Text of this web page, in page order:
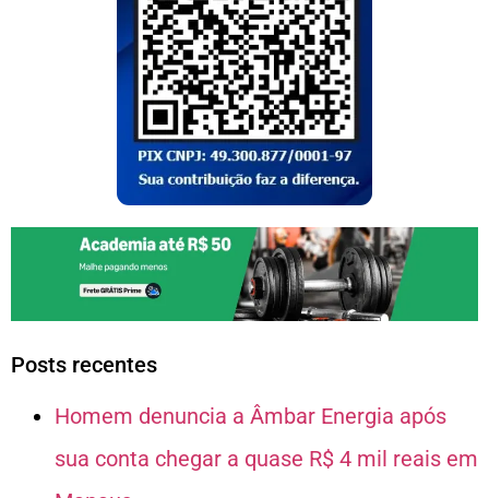
Posts recentes
Homem denuncia a Âmbar Energia após
sua conta chegar a quase R$ 4 mil reais em